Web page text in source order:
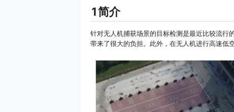
1简介
针对无人机捕获场景的目标检测是最近比较流行
带来了很大的负担。此外，在无人机进行高速低